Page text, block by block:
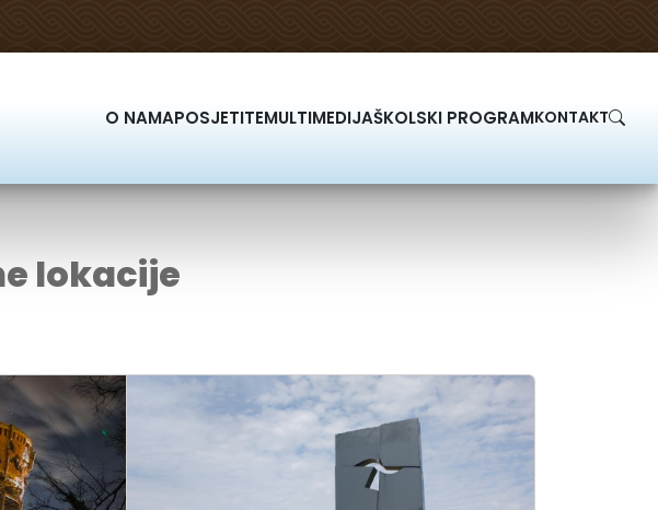
O NAMAPOSJETITEMULTIMEDIJAŠKOLSKI PROGRAMKONTAKT
lokacije